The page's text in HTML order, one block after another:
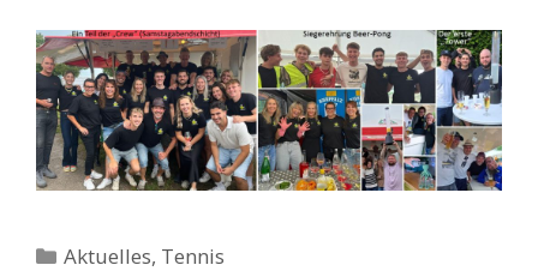
Kategorien
Aktuelles, Tennis